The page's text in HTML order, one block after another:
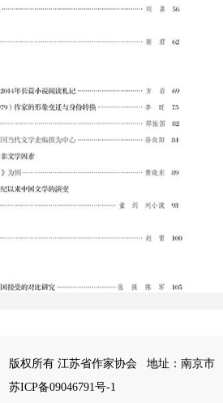
版权所有 江苏省作家协会
地址：南京市
苏ICP备09046791号-1